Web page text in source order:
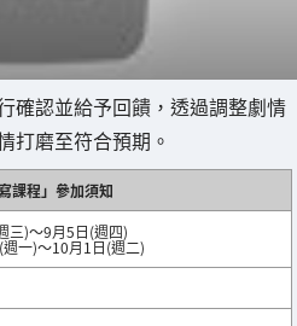
確認並給予回饋，透過調整劇情
打磨至符合預期。
課程」參加須知
三)～9月5日(週四)
一)～10月1日(週二)